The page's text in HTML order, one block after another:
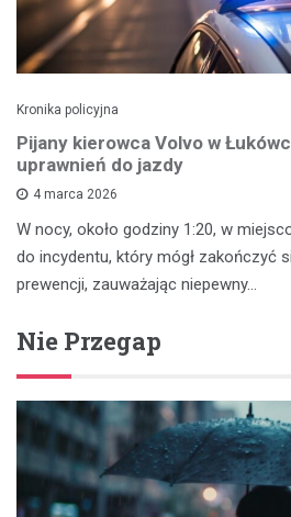
Kronika policyjna
Pijany kierowca Volvo w
uprawnień do jazdy
4 marca 2026
W nocy, około godziny 1:20, w
do incydentu, który mógł zakończyć
prewencji, zauważając niepewny…
Nie Przegap